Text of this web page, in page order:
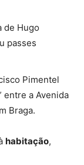
de Hugo
passes
Pimentel
entre a Avenida
Braga.
habitação,